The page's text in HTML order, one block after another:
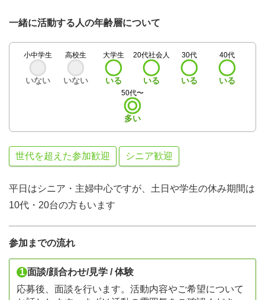
一緒に活動する人の年齢層について
小中学生
いない
高校生
いない
大学生
いる
20代社会人
いる
30代
いる
40代
いる
50代〜
多い
世代を超えた参加歓迎 シニア歓迎
平日はシニア・主婦中心ですが、土日や学生の休み期間は
10代・20台の方もいます
参加までの流れ
1 面談/顔合わせ/見学 / 体験
応募後、面談を行います。活動内容やご希望について